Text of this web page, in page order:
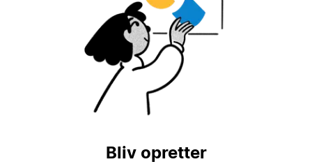
Bliv opretter